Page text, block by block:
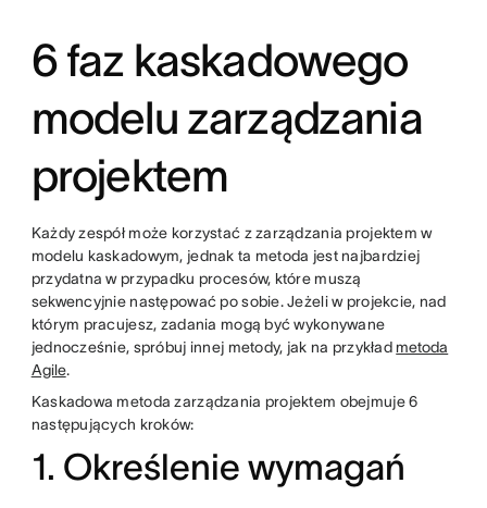
6 faz kaskadowego
modelu zarządzania
projektem
Każdy zespół może korzystać z zarządzania projektem w
modelu kaskadowym, jednak ta metoda jest najbardziej
przydatna w przypadku procesów, które muszą
sekwencyjnie następować po sobie. Jeżeli w projekcie, nad
którym pracujesz, zadania mogą być wykonywane
jednocześnie, spróbuj innej metody, jak na przykład metoda
Agile.
Kaskadowa metoda zarządzania projektem obejmuje 6
następujących kroków:
1. Określenie wymagań